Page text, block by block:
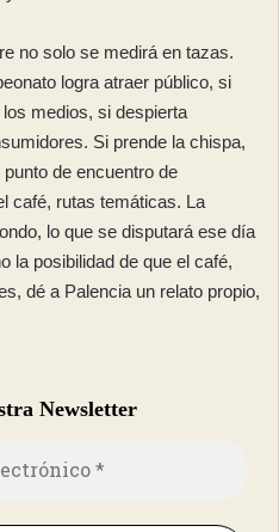
no solo se medirá en tazas.
logra atraer público, si
medios, si despierta
Si prende la chispa,
de encuentro de
café, rutas temáticas. La
lo que se disputará ese día
la posibilidad de que el café,
dé a Palencia un relato propio,
Newsletter